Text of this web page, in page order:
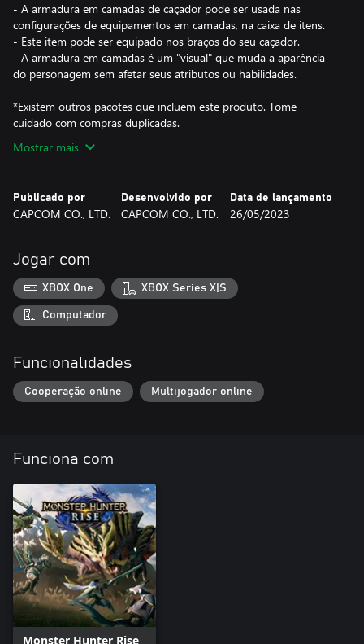
- A armadura em camadas de caçador pode ser usada nas
configurações de equipamentos em camadas, na caixa de itens.
- Este item pode ser equipado nos braços do seu caçador.
- A armadura em camadas é um "visual" que muda a aparência
do personagem sem afetar seus atributos ou habilidades.
*Existem outros pacotes que incluem este produto. Tome
cuidado com compras duplicadas.
Mostrar mais
Publicado por
CAPCOM CO., LTD.
Desenvolvido por
CAPCOM CO., LTD.
Data de lançamento
26/05/2023
Jogar com
XBOX One XBOX Series X|S
Computador
Funcionalidades
Cooperação online Multijogador online
Funciona com
Monster Hunter Rise